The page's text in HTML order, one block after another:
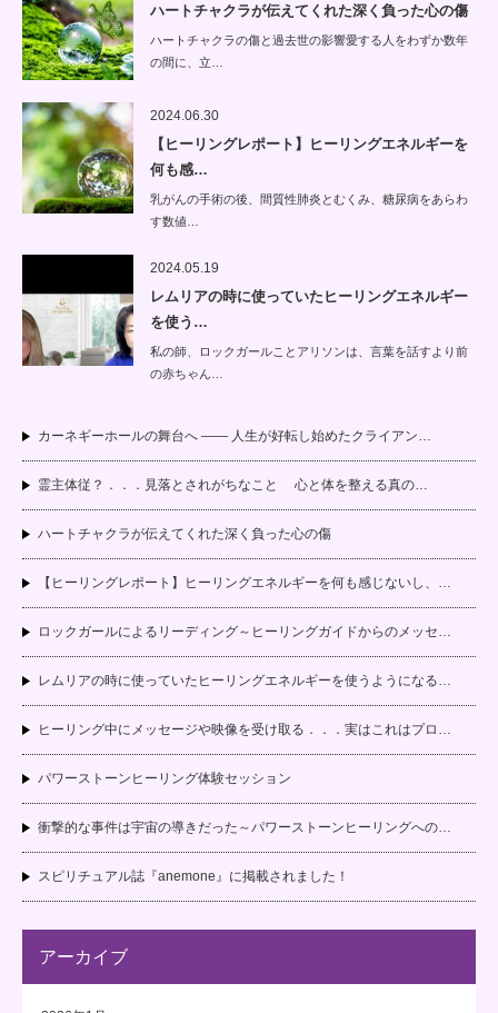
ハートチャクラが伝えてくれた深く負った心の傷
ハートチャクラの傷と過去世の影響愛する人をわずか数年
の間に、立…
2024.06.30
【ヒーリングレポート】ヒーリングエネルギーを
何も感…
乳がんの手術の後、間質性肺炎とむくみ、糖尿病をあらわ
す数値…
2024.05.19
レムリアの時に使っていたヒーリングエネルギー
を使う…
私の師、ロックガールことアリソンは、言葉を話すより前
の赤ちゃん…
カーネギーホールの舞台へ —— 人生が好転し始めたクライアン…
霊主体従？．．．見落とされがちなこと 心と体を整える真の…
ハートチャクラが伝えてくれた深く負った心の傷
【ヒーリングレポート】ヒーリングエネルギーを何も感じないし、…
ロックガールによるリーディング～ヒーリングガイドからのメッセ…
レムリアの時に使っていたヒーリングエネルギーを使うようになる…
ヒーリング中にメッセージや映像を受け取る．．．実はこれはプロ…
パワーストーンヒーリング体験セッション
衝撃的な事件は宇宙の導きだった～パワーストーンヒーリングへの…
スピリチュアル誌『anemone』に掲載されました！
アーカイブ